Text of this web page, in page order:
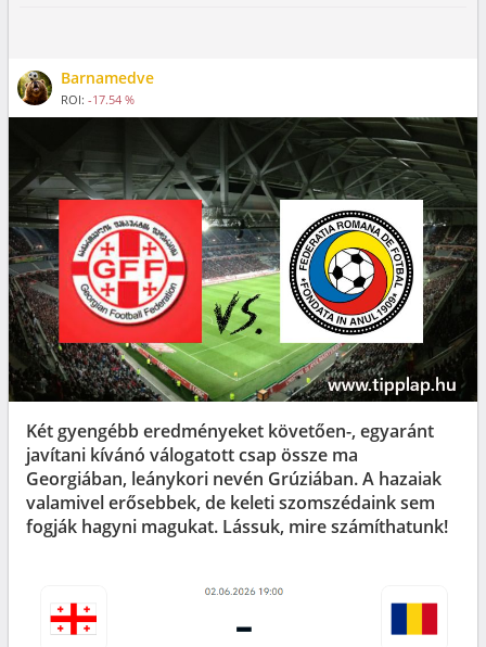
Barnamedve
ROI: -17.54 %
Két gyengébb eredményeket követően-, egyaránt
javítani kívánó válogatott csap össze ma
Georgiában, leánykori nevén Grúziában. A hazaiak
valamivel erősebbek, de keleti szomszédaink sem
fogják hagyni magukat. Lássuk, mire számíthatunk!